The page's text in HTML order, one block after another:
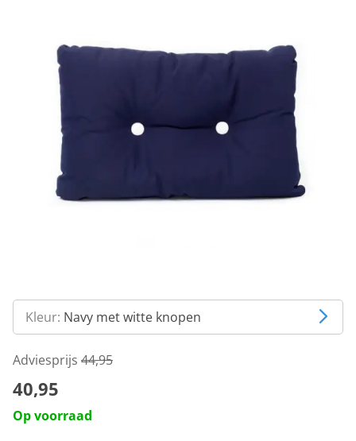
Kleur: Navy met witte knopen
Adviesprijs 44,95
40,95
Op voorraad